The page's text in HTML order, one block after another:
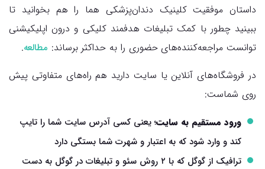
داستان موفقیت کلینیک دندان‌پزشکی هما را هم بخوانید تا
ببینید چطور با کمک تبلیغات هدفمند کلیکی و درون اپلیکیشنی
توانست مراجعه‌کننده‌های حضوری را به حداکثر برساند: مطالعه.
در فروشگاه‌های آنلاین یا سایت دارید هم راه‌های متفاوتی پیش
روی شماست:
ورود مستقیم به سایت؛ یعنی کسی آدرس سایت شما را تایپ
کند و وارد شود که به اعتبار و شهرت شما بستگی دارد
ترافیک از گوگل که با ۲ روش سئو و
تبلیغات در گوگل به دست